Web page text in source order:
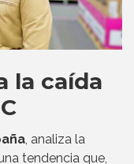
la caída
, analiza la
tendencia que,